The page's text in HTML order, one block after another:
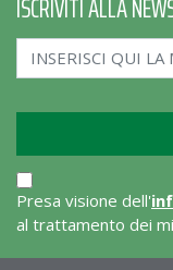
Presa visione dell'
al trattamento dei